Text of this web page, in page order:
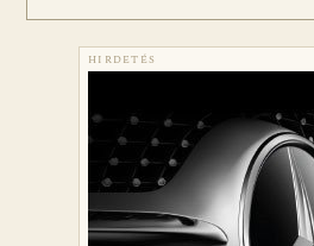
HIRDETÉS